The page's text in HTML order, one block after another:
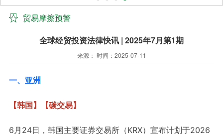
贸易摩擦预警
全球经贸投资法律快讯 | 2025年7月第1期
来源： 时间：2025-07-11
一、亚洲
【韩国】【碳交易】
6月24日，韩国主要证券交易所（KRX）宣布计划于2026